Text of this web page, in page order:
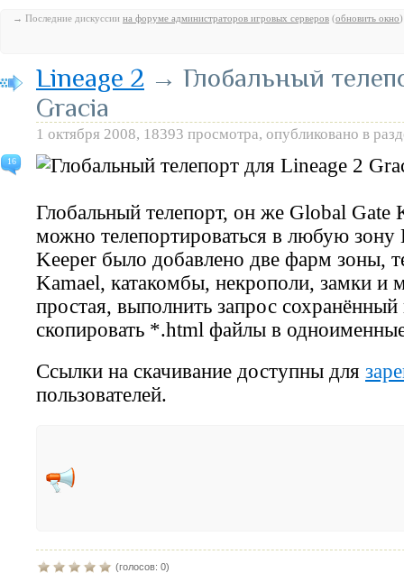
→ Последние дискуссии на форуме администраторов игровых серверов (обновить окно)
16
Lineage 2 → Глобальный
Gracia
1 октября 2008, 18393 просмотра, опубликовано в
Глобальный телепорт, он же Global
можно телепортироваться в любую
Keeper было добавлено две фарм зоны,
Kamael, катакомбы, некрополи, замки и
простая, выполнить запрос
скопировать *.html файлы в
Ссылки на скачивание доступны для
пользователей.
(голосов: 0)